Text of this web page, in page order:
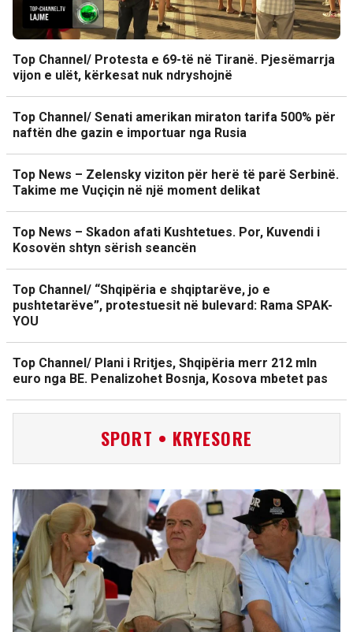
Top Channel/ Protesta e 69-të në Tiranë. Pjesëmarrja
vijon e ulët, kërkesat nuk ndryshojnë
Top Channel/ Senati amerikan miraton tarifa 500% për
naftën dhe gazin e importuar nga Rusia
Top News – Zelensky viziton për herë të parë Serbinë.
Takime me Vuçiçin në një moment delikat
Top News – Skadon afati Kushtetues. Por, Kuvendi i
Kosovën shtyn sërish seancën
Top Channel/ “Shqipëria e shqiptarëve, jo e
pushtetarëve”, protestuesit në bulevard: Rama SPAK-
YOU
Top Channel/ Plani i Rritjes, Shqipëria merr 212 mln
euro nga BE. Penalizohet Bosnja, Kosova mbetet pas
SPORT • KRYESORE